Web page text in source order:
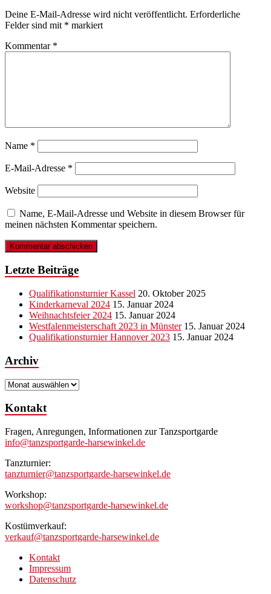
Deine E-Mail-Adresse wird nicht veröffentlicht. Erforderliche
Felder sind mit * markiert
Kommentar *
Name *
E-Mail-Adresse *
Website
Name, E-Mail-Adresse und Website in diesem Browser für
meinen nächsten Kommentar speichern.
Letzte Beiträge
Qualifikationsturnier Kassel 20. Oktober 2025
Kinderkarneval 2024 15. Januar 2024
Weihnachtsfeier 2024 15. Januar 2024
Westfalenmeisterschaft 2023 in Münster 15. Januar 2024
Qualifikationsturnier Hannover 2023 15. Januar 2024
Archiv
Archiv
Kontakt
Fragen, Anregungen, Informationen zur Tanzsportgarde
info@tanzsportgarde-harsewinkel.de
Tanzturnier:
tanzturnier@tanzsportgarde-harsewinkel.de
Workshop:
workshop@tanzsportgarde-harsewinkel.de
Kostümverkauf:
verkauf@tanzsportgarde-harsewinkel.de
Kontakt
Impressum
Datenschutz